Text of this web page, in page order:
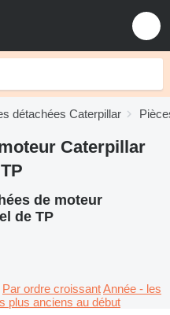
détachées Caterpillar
Caterpillar
de moteur
de TP
Par ordre croissantAnnée - les
plus anciens au début